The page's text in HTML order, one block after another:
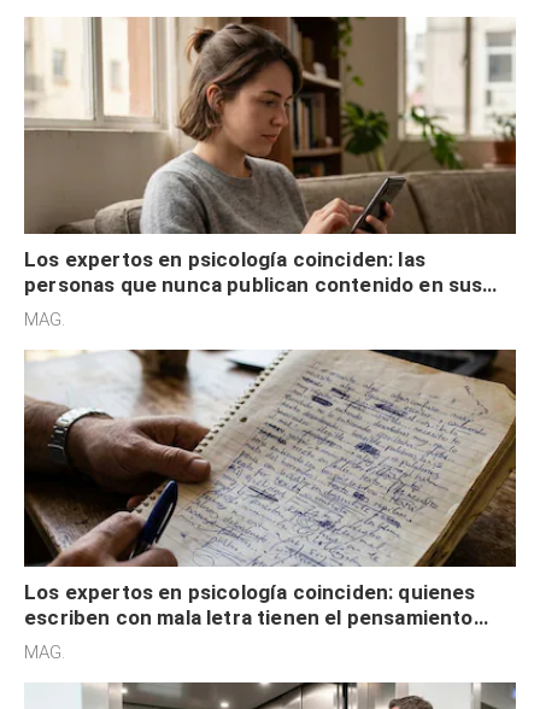
Los expertos en psicología coinciden: las
personas que nunca publican contenido en sus
redes sociales no pretenden buscar validación
MAG.
Los expertos en psicología coinciden: quienes
escriben con mala letra tienen el pensamiento
acelerado y no lo hacen por desinterés
MAG.